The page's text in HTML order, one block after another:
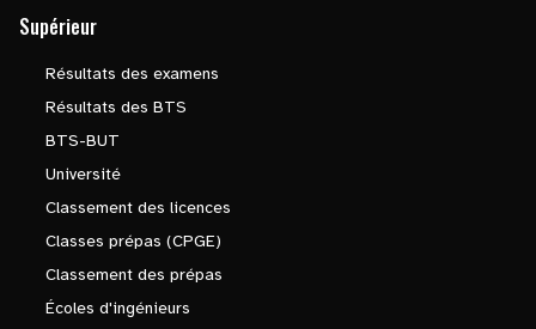
Supérieur
Résultats des examens
Résultats des BTS
BTS-BUT
Université
Classement des licences
Classes prépas (CPGE)
Classement des prépas
Écoles d'ingénieurs